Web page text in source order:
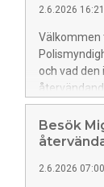
2.6.2026
Välkommen
och vad
Besök
2.6.2026